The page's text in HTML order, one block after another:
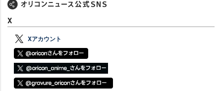
X
Xアカウント